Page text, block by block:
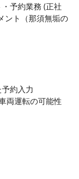
予約業務 (正社
ント（那須無垢の
約入力
両運転の可能性